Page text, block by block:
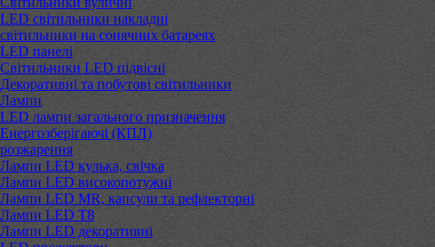
LED світильники накладні
світильники на сонячних батареях
LED панелі
Світильники LED підвісні
Декоративні та побутові світильники
Лампи
LED лампи загального призначення
Енергозберігаючі (КПЛ)
розжарення
Лампи LED кулька, свічка
Лампи LED високопотужні
Лампи LED MR, капсули та рефлекторні
Лампи LED Т8
Лампи LED декоративні